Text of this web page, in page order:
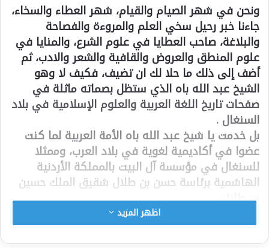
ونحن في شهر الصيام والقيام، شهر العطاء والسخاء،
جاءنا خبر رحيل سخي العلم والمروءة والفصاحة
والبلاغة، صاحب العطايا في علوم الشرع، والمنايا في
علوم المنطق والعروض والقافية والشعر والادب، ثم
أضف إلى ذلك ما حلا لك ان تضيف، فكيف لا وهو
الشيخ عبد الله باه الذي ستظل بصماته ماثلة في
صفحات تاريخ اللغة العربية والعلوم الإسلامية في بلاد
السنغال .
بل خدمت يا شيخ عبد الله باه الأمة العربية لما كنت
عضوا في أكاديمية لغوية في بلاد العرب، وممثلا
للسنغال في مؤسسة آل البيت بالمملكة الأردنية
الهاشمية برئاسة حسن بن طلال شقيق الملك حسين
بن طلال .
لقد خدمت الأمة السنغالية في أكثر من مجال ومقام:
خدمت الحجاج في البقاع المقدسة حينا من الدهر،
اظهر المزيد